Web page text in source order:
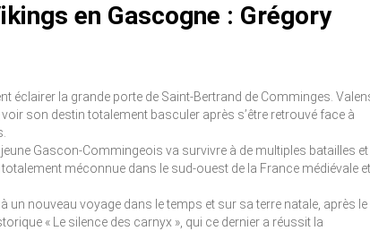
en Gascogne : Grégory
éclairer la grande porte de Saint-Bertrand de Comminges.
son destin totalement basculer après s’être retrouvé face à
Gascon-Commingeois va survivre à de multiples batailles et
méconnue dans le sud-ouest de la France médiévale et
un nouveau voyage dans le temps et sur sa terre natale, après le
« Le silence des carnyx », qui ce dernier a réussit la